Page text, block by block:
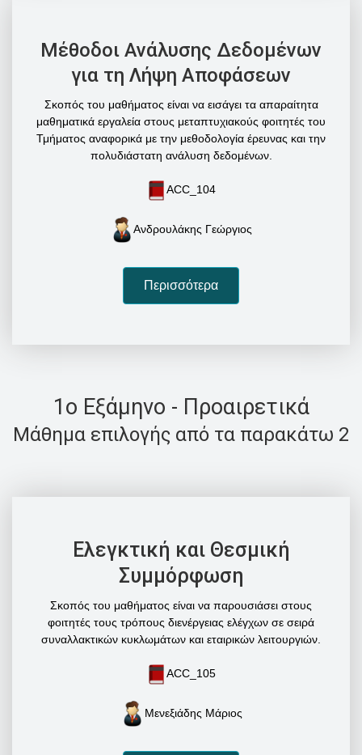
Μέθοδοι Ανάλυσης Δεδομένων
για τη Λήψη Αποφάσεων
Σκοπός του μαθήματος είναι να εισάγει τα απαραίτητα
μαθηματικά εργαλεία στους μεταπτυχιακούς φοιτητές του
Τμήματος αναφορικά με την μεθοδολογία έρευνας και την
πολυδιάστατη ανάλυση δεδομένων.
ACC_104
Ανδρουλάκης Γεώργιος
Περισσότερα
1o Εξάμηνο - Προαιρετικά
Μάθημα επιλογής από τα παρακάτω 2
Ελεγκτική και Θεσμική
Συμμόρφωση
Σκοπός του μαθήματος είναι να παρουσιάσει στους
φοιτητές τους τρόπους διενέργειας ελέγχων σε σειρά
συναλλακτικών κυκλωμάτων και εταιρικών λειτουργιών.
ACC_105
Μενεξιάδης Μάριος